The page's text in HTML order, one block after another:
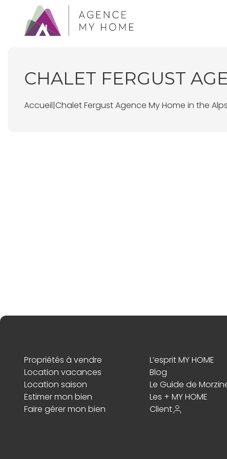
CHALET FERGUST
Accueil|Chalet Fergust Agence My Home in the
Propriétés à vendre
L’esprit MY HOME
Location vacances
Blog
Location saison
Le Guide de
Estimer mon bien
Les + MY HOME
Faire gérer mon bien
Client